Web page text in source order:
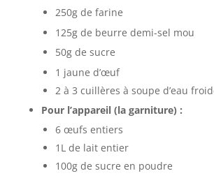
250gde farine
125gde beurre demi-sel mou
50gde sucre
1 jaune d’œuf
2à 3 cuillères à soupe d’eau
Pour l’appareil (la garniture) :
6œufs entiers
1 Lde lait entier
100gde sucre en poudre